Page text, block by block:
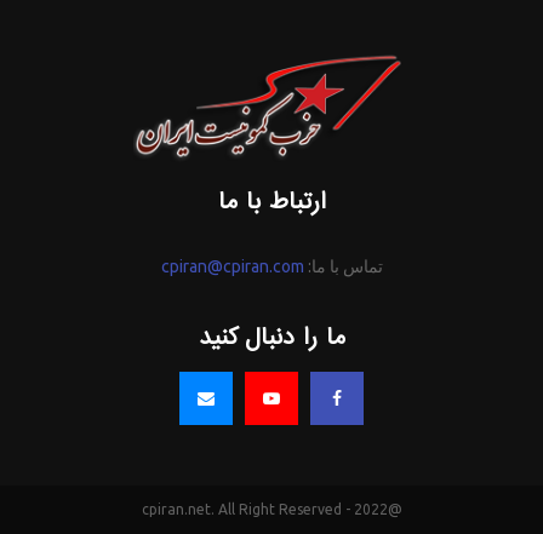
ارتباط با ما
تماس با ما: cpiran@cpiran.com
ما را دنبال کنید
@2022 - cpiran.net. All Right Reserved